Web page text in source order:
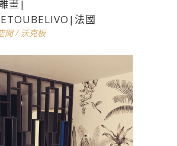
畫|
法國
間/ 沃克板